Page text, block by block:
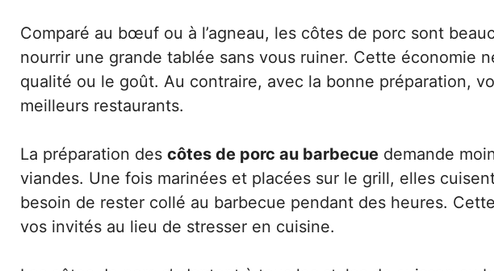
Comparé au bœuf ou à l’agneau, les côtes de porc sont
nourrir une grande tablée sans vous ruiner. Cette économie
qualité ou le goût. Au contraire, avec la bonne préparation,
meilleurs restaurants.
La préparation des côtes de porc au barbecue demande
viandes. Une fois marinées et placées sur le grill, elles
besoin de rester collé au barbecue pendant des heures.
vos invités au lieu de stresser en cuisine.